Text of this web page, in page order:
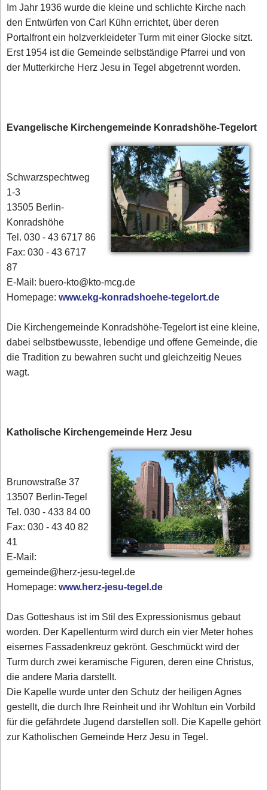
Im Jahr 1936 wurde die kleine und schlichte Kirche nach
den Entwürfen von Carl Kühn errichtet, über deren
Portalfront ein holzverkleideter Turm mit einer Glocke sitzt.
Erst 1954 ist die Gemeinde selbständige Pfarrei und von
der Mutterkirche Herz Jesu in Tegel abgetrennt worden.
Evangelische Kirchengemeinde Konradshöhe-Tegelort
Schwarzspechtweg
1-3
13505 Berlin-
Konradshöhe
Tel. 030 - 43 6717 86
Fax: 030 - 43 6717
87
E-Mail: buero-kto@kto-mcg.de
Homepage:www.ekg-konradshoehe-tegelort.de
Die Kirchengemeinde Konradshöhe-Tegelort ist eine kleine,
dabei selbstbewusste, lebendige und offene Gemeinde, die
die Tradition zu bewahren sucht und gleichzeitig Neues
wagt.
Katholische Kirchengemeinde Herz Jesu
Brunowstraße 37
13507 Berlin-Tegel
Tel. 030 - 433 84 00
Fax: 030 - 43 40 82
41
E-Mail:
gemeinde@herz-jesu-tegel.de
Homepage:www.herz-jesu-tegel.de
Das Gotteshaus ist im Stil des Expressionismus gebaut
worden. Der Kapellenturm wird durch ein vier Meter hohes
eisernes Fassadenkreuz gekrönt. Geschmückt wird der
Turm durch zwei keramische Figuren, deren eine Christus,
die andere Maria darstellt.
Die Kapelle wurde unter den Schutz der heiligen Agnes
gestellt, die durch Ihre Reinheit und ihr Wohltun ein Vorbild
für die gefährdete Jugend darstellen soll. Die Kapelle gehört
zur Katholischen Gemeinde Herz Jesu in Tegel.